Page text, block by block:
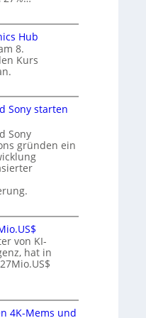
Hub
8.
Kurs
Sony starten
Sony
gründen ein
von KI-
hat in
4K-Mems und